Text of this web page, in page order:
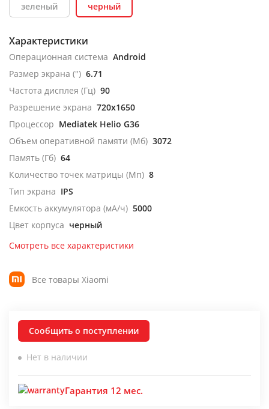
зеленый черный
Характеристики
Операционная система Android
Размер экрана (") 6.71
Частота дисплея (Гц) 90
Разрешение экрана 720x1650
Процессор Mediatek Helio G36
Объем оперативной памяти (Мб) 3072
Память (Гб) 64
Количество точек матрицы (Мп) 8
Тип экрана IPS
Емкость аккумулятора (мА/ч) 5000
Цвет корпуса черный
Смотреть все характеристики
Все товары Xiaomi
Сообщить о поступлении
Нет в наличии
Гарантия 12 мес.